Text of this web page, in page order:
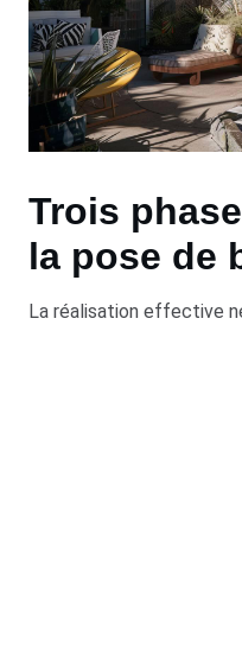
Trois
la pose de
La réalisation effective